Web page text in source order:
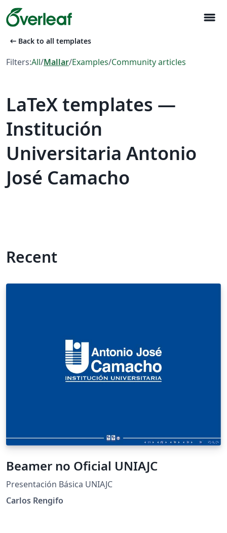
menu
arrow_left_alt Back to all templates
Filters:All/Mallar/Examples/Community articles
LaTeX templates —
Institución
Universitaria Antonio
José Camacho
Recent
Beamer no Oficial UNIAJC
Presentación Básica UNIAJC
Carlos Rengifo